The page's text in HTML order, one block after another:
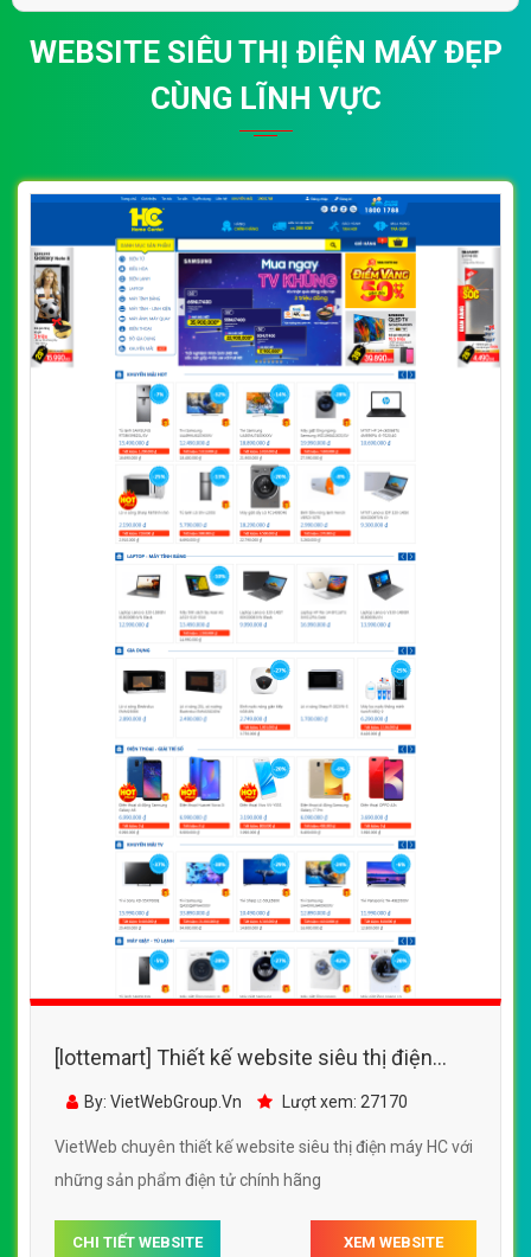
WEBSITE SIÊU THỊ ĐIỆN MÁY ĐẸP
CÙNG LĨNH VỰC
[lottemart] Thiết kế website siêu thị điện
máy HC đẹp, chuyên nghiệp chuẩn SEO
By: VietWebGroup.Vn Lượt xem: 27170
VietWeb chuyên thiết kế website siêu thị điện máy HC với
những sản phẩm điện tử chính hãng
CHI TIẾT WEBSITE XEM WEBSITE